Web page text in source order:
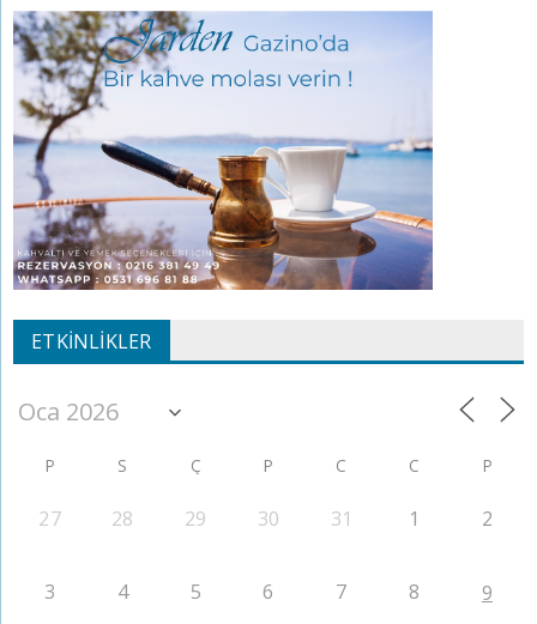
ETKINLIKLER
P S Ç P C C P
27 28 29 30 31 1 2
3 4 5 6 7 8 9